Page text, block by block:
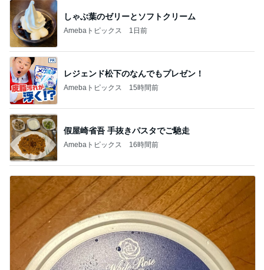
しゃぶ葉のゼリーとソフトクリーム
Amebaトピックス 1日前
レジェンド松下のなんでもプレゼン！
Amebaトピックス 15時間前
假屋崎省吾 手抜きパスタでご馳走
Amebaトピックス 16時間前